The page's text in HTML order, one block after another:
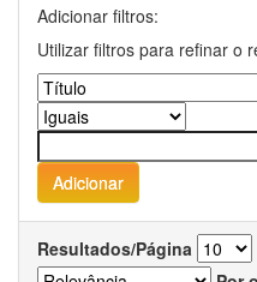
Adicionar filtros:
Utilizar filtros para refinar o
Resultados/Página